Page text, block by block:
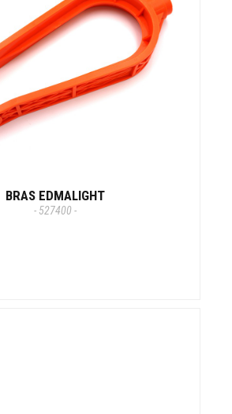
BRAS EDMALIGHT
- 527400 -